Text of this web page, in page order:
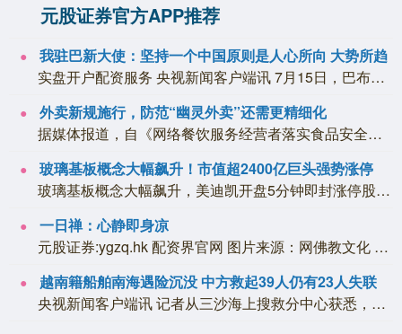
元股证券官方APP推荐
我驻巴新大使：坚持一个中国原则是人心所向 大势所趋
实盘开户配资服务 央视新闻客户端讯 7月15日，巴布亚新几内亚政府宣布关闭“驻巴...
外卖新规施行，防范“幽灵外卖”还需更精细化
据媒体报道，自《网络餐饮服务经营者落实食品安全主体责任监督管理规定》6月1日施行...
玻璃基板概念大幅飙升！市值超2400亿巨头强势涨停
玻璃基板概念大幅飙升，美迪凯开盘5分钟即封涨停股票涨停，沃格光电盘中涨停再创新高...
一日禅：心静即身凉
元股证券:ygzq.hk 配资界官网 图片来源：网佛教文化 摄影：闫秀勇 枯荣随...
越南籍船舶南海遇险沉没 中方救起39人仍有23人失联
央视新闻客户端讯 记者从三沙海上搜救分中心获悉，一艘越南籍船舶在南海海域遇险沉没...